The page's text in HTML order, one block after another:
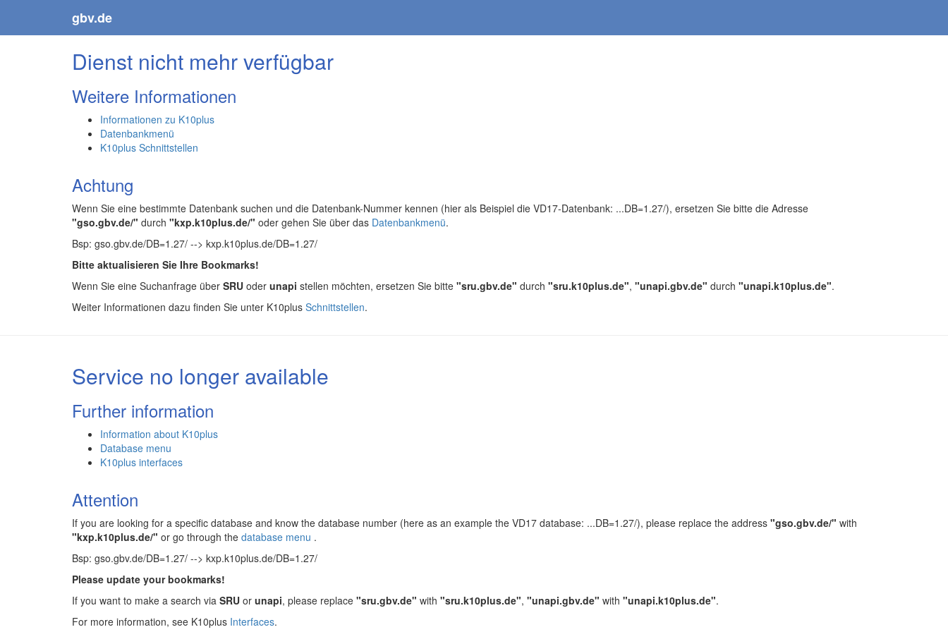
gbv.de
Dienst nicht mehr verfügbar
Weitere Informationen
Informationen zu K10plus
Datenbankmenü
K10plus Schnittstellen
Achtung
Wenn Sie eine bestimmte Datenbank suchen und die Datenbank-Nummer kennen (hier als Beispiel die VD17-Datenbank: ...DB=1.27/), ersetzen Sie bitte die Adresse
"gso.gbv.de/" durch "kxp.k10plus.de/" oder gehen Sie über das Datenbankmenü.
Bsp: gso.gbv.de/DB=1.27/ --> kxp.k10plus.de/DB=1.27/
Bitte aktualisieren Sie Ihre Bookmarks!
Wenn Sie eine Suchanfrage über SRU oder unapi stellen möchten, ersetzen Sie bitte "sru.gbv.de" durch "sru.k10plus.de", "unapi.gbv.de" durch "unapi.k10plus.de".
Weiter Informationen dazu finden Sie unter K10plus Schnittstellen.
Service no longer available
Further information
Information about K10plus
Database menu
K10plus interfaces
Attention
If you are looking for a specific database and know the database number (here as an example the VD17 database: ...DB=1.27/), please replace the address "gso.gbv.de/" with
"kxp.k10plus.de/" or go through the database menu .
Bsp: gso.gbv.de/DB=1.27/ --> kxp.k10plus.de/DB=1.27/
Please update your bookmarks!
If you want to make a search via SRU or unapi, please replace "sru.gbv.de" with "sru.k10plus.de", "unapi.gbv.de" with "unapi.k10plus.de".
For more information, see K10plus Interfaces.